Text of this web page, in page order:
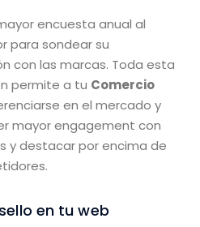
encuesta anual al
para sondear su
con las marcas. Toda esta
permite a tu Comercio
en el mercado y
mayor engagement con
y destacar por encima de
en tu web